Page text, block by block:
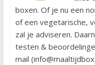
boxen. Of je nu een
of een vegetarische,
zal je adviseren.
testen &
mail